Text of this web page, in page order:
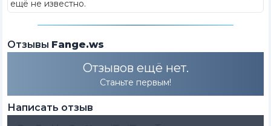
ещё не известно.
Отзывы Fange.ws
Отзывов ещё нет.
Станьте первым!
Написать отзыв